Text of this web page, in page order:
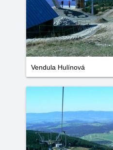
Vendula Hulínová